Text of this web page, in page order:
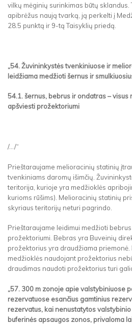
vilkų mėginių surinkimas būtų sklandus.
apibrėžus naują tvarką, ją perkelti į
28.5 punktą ir 9-tą Taisyklių priedą.
„54. Žuvininkystės tvenkiniuose ir
leidžiama medžioti šernus ir
54.1. šernus, bebrus ir ondatras – visus
apšviesti prožektoriumi
/.../“
Prieštaraujame melioracinių statinių
tvenkiniams daromų išimčių.
teritorija, kurioje yra medžioklės
kurioms rūšims). Melioracinių statinių
skyriaus teritorijų neturi pagrindo.
Prieštaraujame leidimui medžioti
prožektoriumi. Bebras yra Buveinių
prožektorius yra draudžiama
medžioklės naudojant prožektorius
draudimas naudoti prožektorius turi
„57. 300 m zonoje apie valstybiniuose
rezervatuose esančius gamtinius
rezervatus, kai nenustatytos
buferinės apsaugos zonos, privaloma